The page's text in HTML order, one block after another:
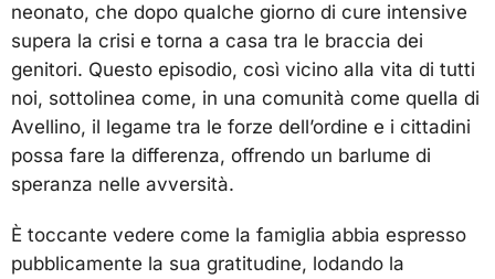
neonato, che dopo qualche giorno di cure intensive
supera la crisi e torna a casa tra le braccia dei
genitori. Questo episodio, così vicino alla vita di tutti
noi, sottolinea come, in una comunità come quella di
Avellino, il legame tra le forze dell’ordine e i cittadini
possa fare la differenza, offrendo un barlume di
speranza nelle avversità.
È toccante vedere come la famiglia abbia espresso
pubblicamente la sua gratitudine, lodando la